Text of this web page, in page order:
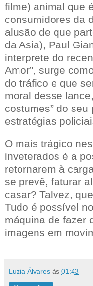
filme) animal que
consumidores da
alusão de que
da Asia), Paul
interprete do
Amor”, surge
do tráfico e que
moral desse
costumes” do seu
estratégias
O mais trágico
inveterados é a
retornarem à
se prevê, faturar
casar? Talvez,
Tudo é possível
máquina de fazer
imagens em
Luzia Álvares às 01:43